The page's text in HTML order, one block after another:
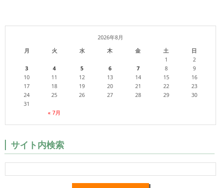
2026年8月
月
火 水 木 金 土 日
« 7月
1
2
3
4 5 6 7 8
9
10
11 12 13 14 15
16
17
18 19 20 21 22
23
24
25 26 27 28 29
30
31
サイト内検索